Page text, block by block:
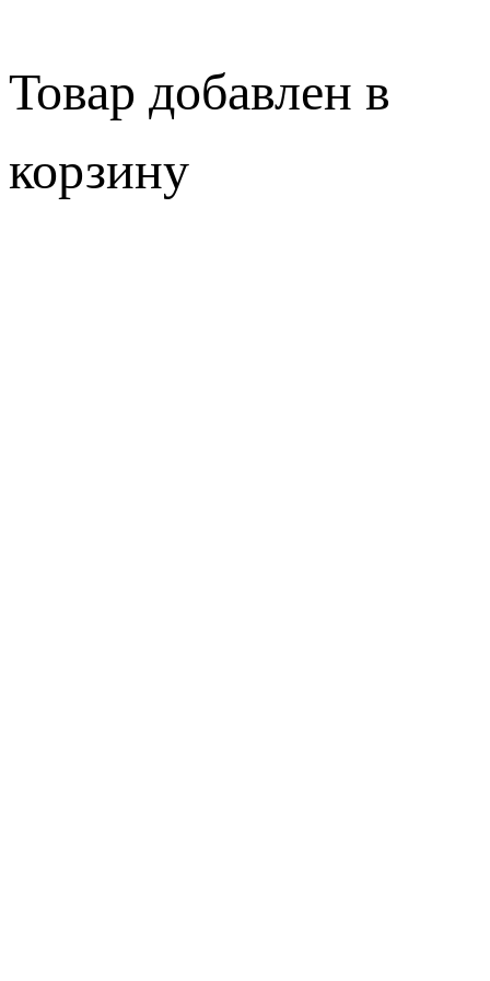
Товар добавлен в
корзину